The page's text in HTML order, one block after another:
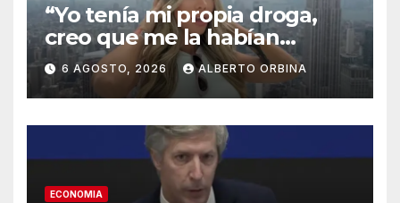
“Yo tenía mi propia droga,
creo que me la habían
regalado”: qué declaró
Candela Arizaga ante la
justicia
6 AGOSTO, 2026 ALBERTO ORBINA
ECONOMIA